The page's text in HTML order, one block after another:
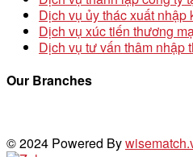
Dịch vụ ủy thác xuất nhập
Dịch vụ xúc tiến thương
Dịch vụ tư vấn thâm nhập
Our Branches
© 2024 Powered By